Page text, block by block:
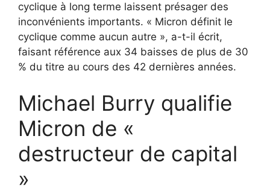
cyclique à long terme laissent présager des
inconvénients importants. « Micron définit le
cyclique comme aucun autre », a-t-il écrit,
faisant référence aux 34 baisses de plus de 30
% du titre au cours des 42 dernières années.
Michael Burry qualifie
Micron de «
destructeur de capital
»